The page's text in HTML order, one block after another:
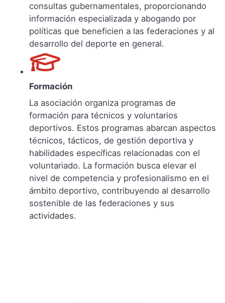
consultas gubernamentales, proporcionando
información especializada y abogando por
políticas que beneficien a las federaciones y al
desarrollo del deporte en general.
Formación
La asociación organiza programas de
formación para técnicos y voluntarios
deportivos. Estos programas abarcan aspectos
técnicos, tácticos, de gestión deportiva y
habilidades específicas relacionadas con el
voluntariado. La formación busca elevar el
nivel de competencia y profesionalismo en el
ámbito deportivo, contribuyendo al desarrollo
sostenible de las federaciones y sus
actividades.